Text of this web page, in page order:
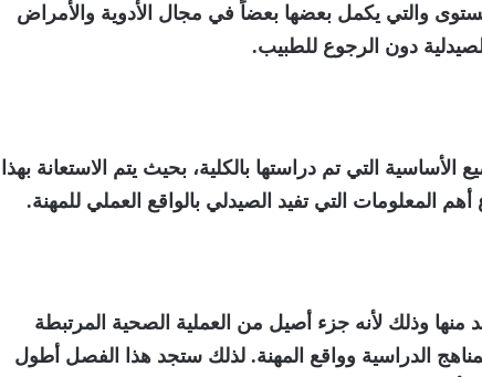
والتي يكمل بعضها بعضاً في مجال الأدوية والأمراض
دون الرجوع للطبيب.
التي تم دراستها بالكلية، بحيث يتم الاستعانة بهذا
المعلومات التي تفيد الصيدلي بالواقع العملي للمهنة.
منها وذلك لأنه جزء أصيل من العملية الصحية المرتبطة
الدراسية وواقع المهنة. لذلك ستجد هذا الفصل أطول